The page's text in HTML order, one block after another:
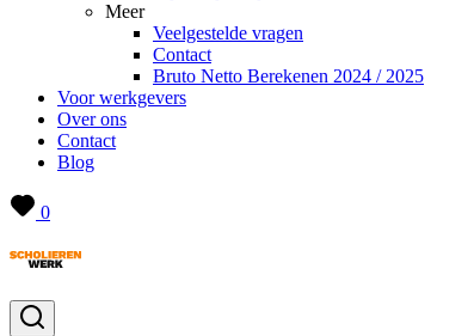
Meer
Veelgestelde vragen
Contact
Bruto Netto Berekenen 2024 / 2025
Voor werkgevers
Over ons
Contact
Blog
0